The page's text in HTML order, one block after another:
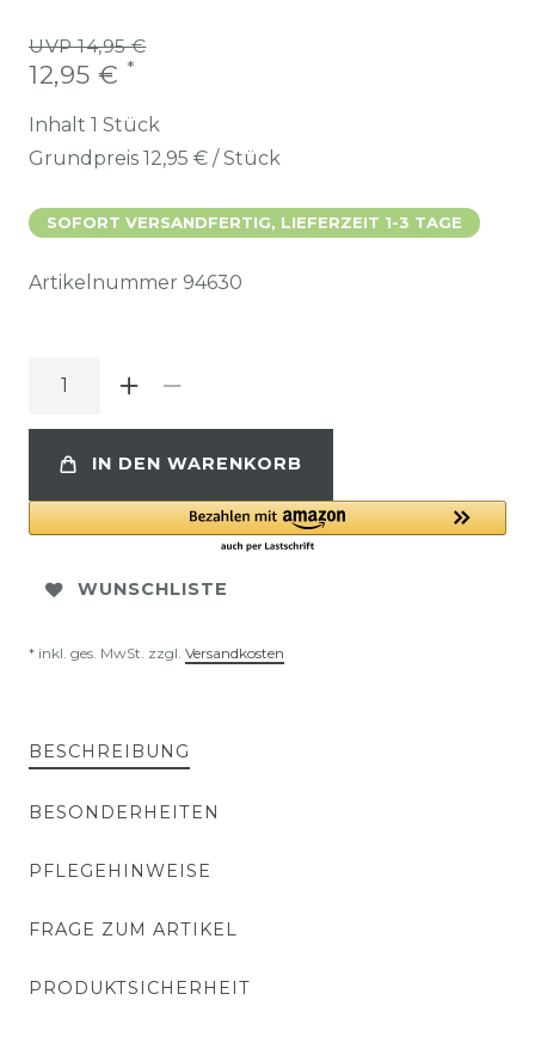
UVP 14,95 €
12,95 € *
Inhalt 1 Stück
Grundpreis 12,95 € / Stück
SOFORT VERSANDFERTIG, LIEFERZEIT 1-3 TAGE
Artikelnummer 94630
IN DEN WARENKORB
WUNSCHLISTE
* inkl. ges. MwSt. zzgl. Versandkosten
BESCHREIBUNG
BESONDERHEITEN
PFLEGEHINWEISE
FRAGE ZUM ARTIKEL
PRODUKTSICHERHEIT